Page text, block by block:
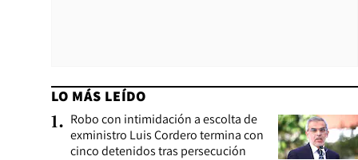
LO MÁS LEÍDO
1. Robo con intimidación a escolta de
exministro Luis Cordero termina con
cinco detenidos tras persecución